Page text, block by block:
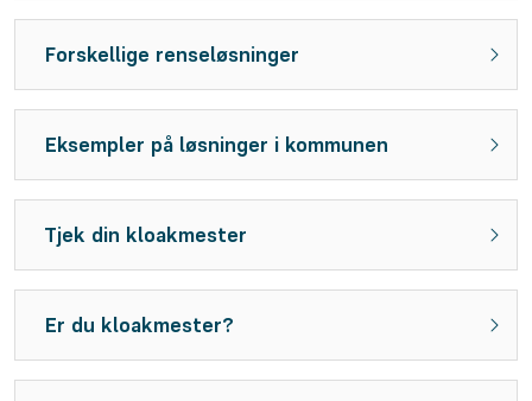
Forskellige renseløsninger
Eksempler på løsninger i kommunen
Tjek din kloakmester
Er du kloakmester?